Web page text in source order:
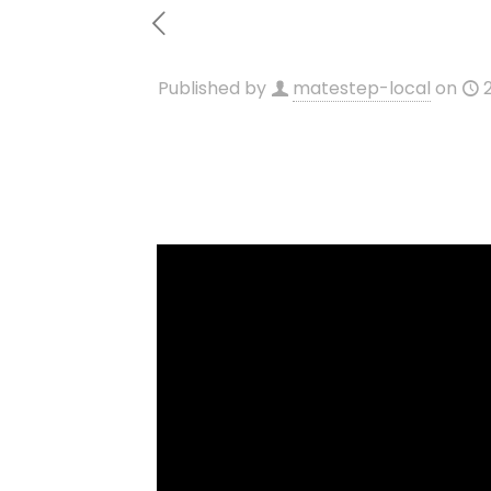
Published by matestep-local on